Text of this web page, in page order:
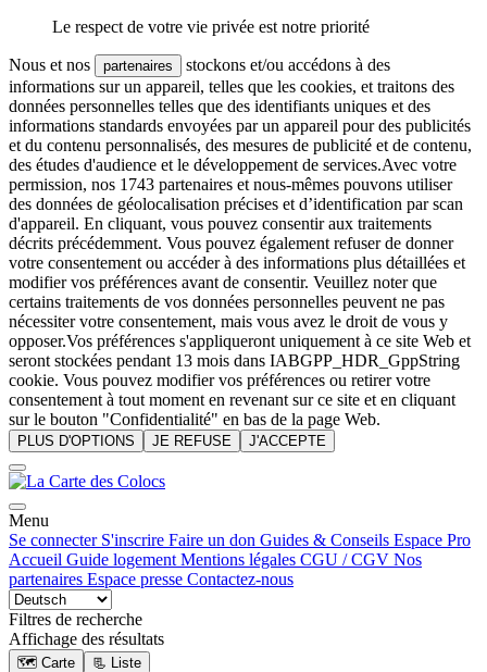
Le respect de votre vie privée est notre priorité
Nous et nos partenaires
stockons et/ou accédons à des
informations sur un appareil, telles que les cookies, et traitons des
données personnelles telles que des identifiants uniques et des
informations standards envoyées par un appareil pour des publicités
et du contenu personnalisés, des mesures de publicité et de contenu,
des études d'audience et le développement de services.Avec votre
permission, nos 1743 partenaires et nous-mêmes pouvons utiliser
des données de géolocalisation précises et d’identification par scan
d'appareil. En cliquant, vous pouvez consentir aux traitements
décrits précédemment. Vous pouvez également refuser de donner
votre consentement ou accéder à des informations plus détaillées et
modifier vos préférences avant de consentir. Veuillez noter que
certains traitements de vos données personnelles peuvent ne pas
nécessiter votre consentement, mais vous avez le droit de vous y
opposer.Vos préférences s'appliqueront uniquement à ce site Web et
seront stockées pendant 13 mois dans IABGPP_HDR_GppString
cookie. Vous pouvez modifier vos préférences ou retirer votre
consentement à tout moment en revenant sur ce site et en cliquant
sur le bouton "Confidentialité" en bas de la page Web.
PLUS D'OPTIONS JE REFUSE J'ACCEPTE
Menu
Se connecter S'inscrire Faire un don Guides & Conseils Espace Pro
Accueil Guide logement Mentions légales CGU / CGV Nos
partenaires Espace presse Contactez-nous
Filtres de recherche
Affichage des résultats
🗺️ Carte 📃 Liste